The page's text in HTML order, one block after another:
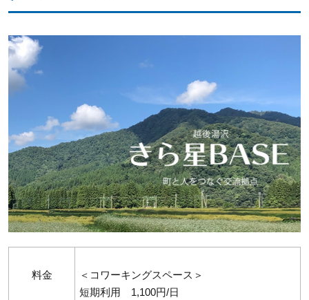
料金
＜コワーキングスペース＞
短期利用 1,100円/日